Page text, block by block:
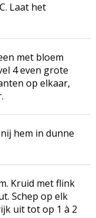
Laat het
met bloem
4 even grote
op elkaar,
hem in dunne
Kruid met flink
Schep op elk
uit tot op 1 à 2